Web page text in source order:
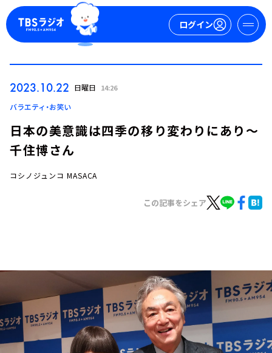
ログイン
ログイン
お知らせ
イベント・グッズ
YouTube
会社情報
2023.10.22 日曜日 14:26
バラエティ・お笑い
日本の美意識は四季の移り変わりにあり～
千住博さん
コシノジュンコ MASACA
この記事をシェア